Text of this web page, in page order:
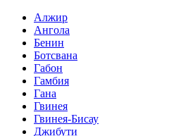
Алжир
Ангола
Бенин
Ботсвана
Габон
Гамбия
Гана
Гвинея
Гвинея-Бисау
Джибути